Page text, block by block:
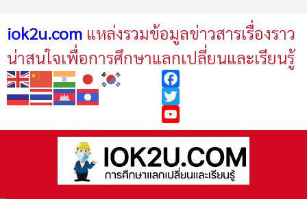
iok2u.com แหล่งรวมข้อมูลข่าวสารเรื่องราว
น่าสนใจเพื่อการศึกษาแลกเปลี่ยนและเรียนรู้
Facebook
Twitter
YouTube